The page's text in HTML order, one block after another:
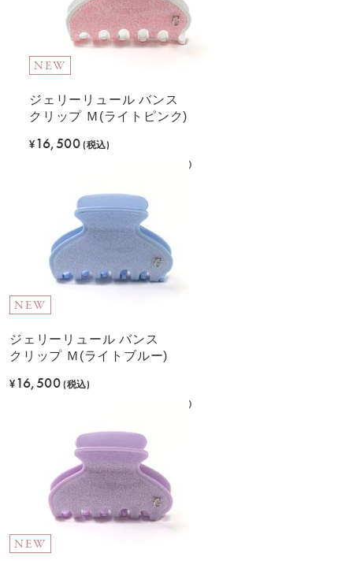
NEW
ジェリーリュール バンス
クリップ Ｍ(ライトピンク)
¥ 16,500(税込)
NEW
ジェリーリュール バンス
クリップ Ｍ(ライトブルー)
¥ 16,500(税込)
NEW